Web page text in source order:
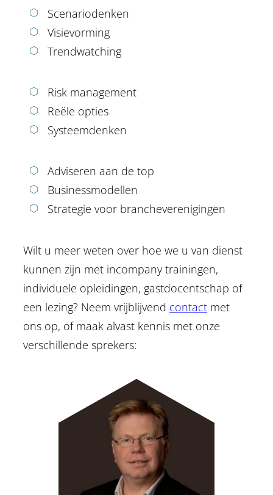
Scenariodenken
Visievorming
Trendwatching
Risk management
Reële opties
Systeemdenken
Adviseren aan de top
Businessmodellen
Strategie voor brancheverenigingen
Wilt u meer weten over hoe we u van dienst
kunnen zijn met incompany trainingen,
individuele opleidingen, gastdocentschap of
een lezing? Neem vrijblijvend contact met
ons op, of maak alvast kennis met onze
verschillende sprekers: